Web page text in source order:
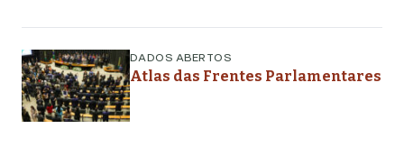
DADOS ABERTOS
Atlas das Frentes Parlamentares